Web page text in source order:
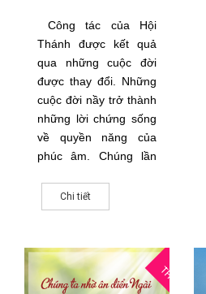
Công tác của Hội
Thánh được kết quả
qua những cuộc đời
được thay đổi. Những
cuộc đời nầy trở thành
những lời chứng sống
về quyền năng của
phúc âm. Chúng lần
những người khác, là
những người mà cuộc
thay đổi.
Chi tiết
THG11